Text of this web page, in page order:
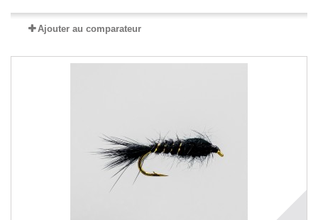
Ajouter au comparateur